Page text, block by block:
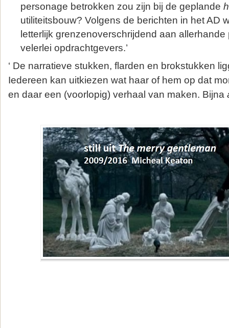
personage betrokken zou zijn bij de geplande
utiliteitsbouw? Volgens de berichten in het AD
letterlijk grenzenoverschrijdend aan
velerlei opdrachtgevers.’
‘ De narratieve stukken, flarden en brokstukken
Iedereen kan uitkiezen wat haar of hem op dat
en daar een (voorlopig) verhaal van maken. Bijna